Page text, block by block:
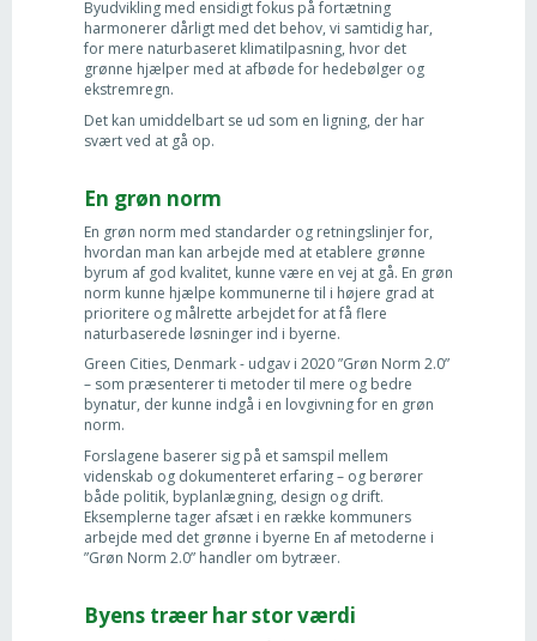
Byudvikling med ensidigt fokus på fortætning
harmonerer dårligt med det behov, vi samtidig har,
for mere naturbaseret klimatilpasning, hvor det
grønne hjælper med at afbøde for hedebølger og
ekstremregn.
Det kan umiddelbart se ud som en ligning, der har
svært ved at gå op.
En grøn norm
En grøn norm med standarder og retningslinjer for,
hvordan man kan arbejde med at etablere grønne
byrum af god kvalitet, kunne være en vej at gå. En grøn
norm kunne hjælpe kommunerne til i højere grad at
prioritere og målrette arbejdet for at få flere
naturbaserede løsninger ind i byerne.
Green Cities, Denmark - udgav i 2020 ”Grøn Norm 2.0”
– som præsenterer ti metoder til mere og bedre
bynatur, der kunne indgå i en lovgivning for en grøn
norm.
Forslagene baserer sig på et samspil mellem
videnskab og dokumenteret erfaring – og berører
både politik, byplanlægning, design og drift.
Eksemplerne tager afsæt i en række kommuners
arbejde med det grønne i byerne En af metoderne i
”Grøn Norm 2.0” handler om bytræer.
Byens træer har stor værdi